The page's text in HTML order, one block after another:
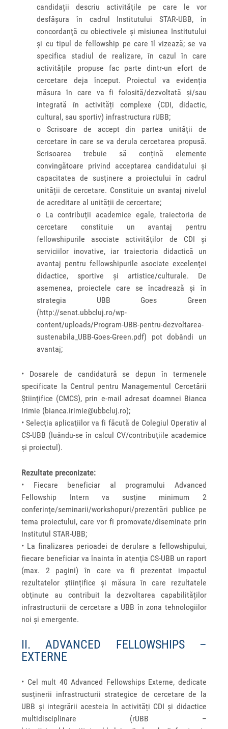
candidații descriu activităţile pe care le vor
desfăşura în cadrul Institutului STAR-UBB, în
concordanţă cu obiectivele şi misiunea Institutului
şi cu tipul de fellowship pe care îl vizează; se va
specifica stadiul de realizare, în cazul în care
activitățile propuse fac parte dintr-un efort de
cercetare deja început. Proiectul va evidenția
măsura în care va fi folosită/dezvoltată și/sau
integrată în activități complexe (CDI, didactic,
cultural, sau sportiv) infrastructura rUBB;
o Scrisoare de accept din partea unității de
cercetare în care se va derula cercetarea propusă.
Scrisoarea trebuie să conțină elemente
convingătoare privind acceptarea candidatului și
capacitatea de susținere a proiectului în cadrul
unității de cercetare. Constituie un avantaj nivelul
de acreditare al unității de cercertare;
o La contribuţii academice egale, traiectoria de
cercetare constituie un avantaj pentru
fellowshipurile asociate activităţilor de CDI şi
serviciilor inovative, iar traiectoria didactică un
avantaj pentru fellowshipurile asociate excelenţei
didactice, sportive şi artistice/culturale. De
asemenea, proiectele care se încadrează și în
strategia UBB Goes Green
(http://senat.ubbcluj.ro/wp-
content/uploads/Program-UBB-pentru-dezvoltarea-
sustenabila_UBB-Goes-Green.pdf) pot dobândi un
avantaj;
• Dosarele de candidatură se depun în termenele
specificate la Centrul pentru Managementul Cercetării
Ştiinţifice (CMCS), prin e-mail adresat doamnei Bianca
Irimie (bianca.irimie@ubbcluj.ro);
• Selecţia aplicaţiilor va fi făcută de Colegiul Operativ al
CS-UBB (luându-se în calcul CV/contribuţiile academice
şi proiectul).
Rezultate preconizate:
• Fiecare beneficiar al programului Advanced
Fellowship Intern va susţine minimum 2
conferinţe/seminarii/workshopuri/prezentări publice pe
tema proiectului, care vor fi promovate/diseminate prin
Institutul STAR-UBB;
• La finalizarea perioadei de derulare a fellowshipului,
fiecare beneficiar va înainta în atenţia CS-UBB un raport
(max. 2 pagini) în care va fi prezentat impactul
rezultatelor științifice și măsura în care rezultatele
obţinute au contribuit la dezvoltarea capabilităților
infrastructurii de cercetare a UBB în zona tehnologiilor
noi și emergente.
II. ADVANCED FELLOWSHIPS –
EXTERNE
• Cel mult 40 Advanced Fellowships Externe, dedicate
susținerii infrastructurii strategice de cercetare de la
UBB și integrării acesteia în activități CDI și didactice
multidisciplinare (rUBB –